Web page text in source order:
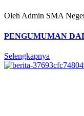
Oleh Admin SMA
PENGUMUMAN
Selengkapnya